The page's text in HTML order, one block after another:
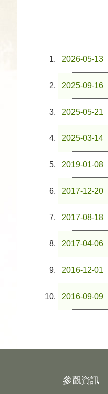
2026-05-13
2025-09-16
2025-05-21
2025-03-14
2019-01-08
2017-12-20
2017-08-18
2017-04-06
2016-12-01
2016-09-09
參觀資訊